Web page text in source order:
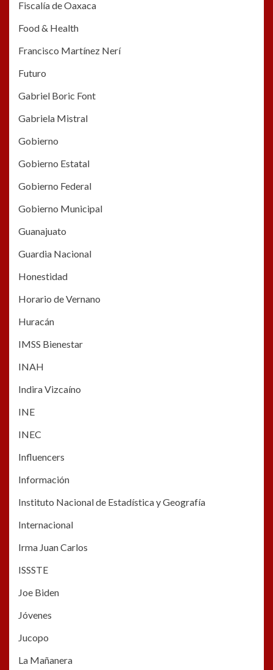
Fiscalía de Oaxaca
Food & Health
Francisco Martínez Nerí
Futuro
Gabriel Boric Font
Gabriela Mistral
Gobierno
Gobierno Estatal
Gobierno Federal
Gobierno Municipal
Guanajuato
Guardia Nacional
Honestidad
Horario de Vernano
Huracán
IMSS Bienestar
INAH
Indira Vizcaíno
INE
INEC
Influencers
Información
Instituto Nacional de Estadística y Geografía
Internacional
Irma Juan Carlos
ISSSTE
Joe Biden
Jóvenes
Jucopo
La Mañanera